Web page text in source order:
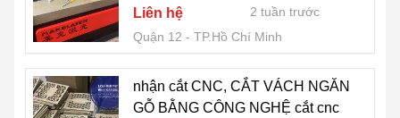
Liên hệ
2 tuần trước
Quận 12
TP.Hồ Chí Minh
nhận cắt CNC, CẮT VÁCH NGĂN
GỖ BẰNG CÔNG NGHỆ cắt cnc